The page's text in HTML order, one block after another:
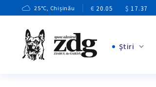
25°C, Chișinău € 20.05 $ 17.37
Ştiri